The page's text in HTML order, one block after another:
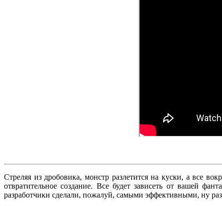
Стреляя из дробовика, монстр разлетится на куски, а все
отвратительное создание. Все будет зависеть от вашей
разработчики сделали, пожалуй, самыми эффективными, ну